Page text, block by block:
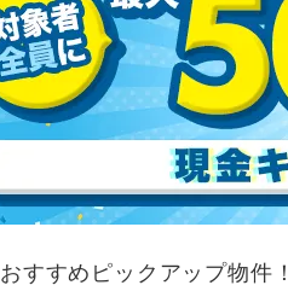
おすすめピックアップ物件！